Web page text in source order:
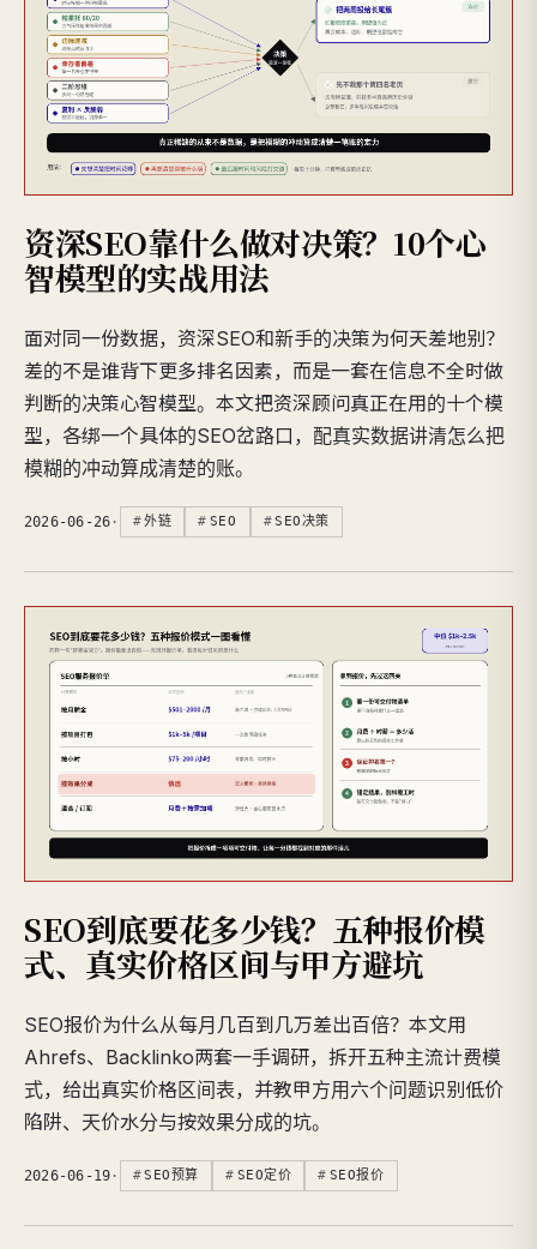
资深SEO靠什么做对决策？10个心
智模型的实战用法
面对同一份数据，资深SEO和新手的决策为何天差地别？
差的不是谁背下更多排名因素，而是一套在信息不全时做
判断的决策心智模型。本文把资深顾问真正在用的十个模
型，各绑一个具体的SEO岔路口，配真实数据讲清怎么把
模糊的冲动算成清楚的账。
2026-06-26 · 外链 SEO SEO决策
SEO到底要花多少钱？五种报价模
式、真实价格区间与甲方避坑
SEO报价为什么从每月几百到几万差出百倍？本文用
Ahrefs、Backlinko两套一手调研，拆开五种主流计费模
式，给出真实价格区间表，并教甲方用六个问题识别低价
陷阱、天价水分与按效果分成的坑。
2026-06-19 · SEO预算 SEO定价 SEO报价